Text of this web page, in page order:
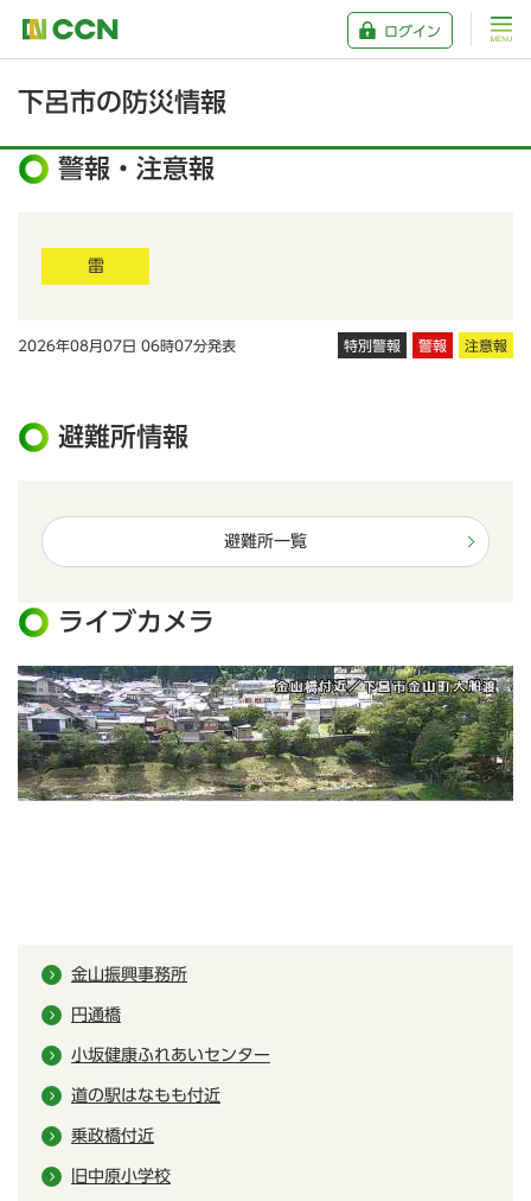
ログイン
下呂市の防災情報
警報・注意報
雷
2026年08月07日 06時07分発表 特別警報 警報 注意報
避難所情報
避難所一覧
ライブカメラ
金山振興事務所
円通橋
小坂健康ふれあいセンター
道の駅はなもも付近
乗政橋付近
旧中原小学校